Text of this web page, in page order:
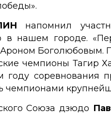
напомнил
нашем городе.
чемпионы Тагир
соревнования
чемпионами
Союза дзюдо